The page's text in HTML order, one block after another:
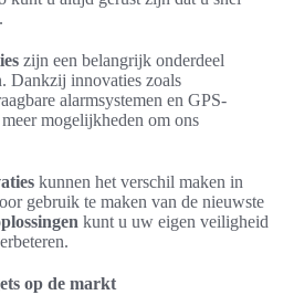
zijn een belangrijk onderdeel
Dankzij innovaties zoals
alarmsystemen en GPS-
mogelijkheden om ons
kunnen het verschil maken in
gebruik te maken van de nieuwste
kunt u uw eigen veiligheid
op de markt